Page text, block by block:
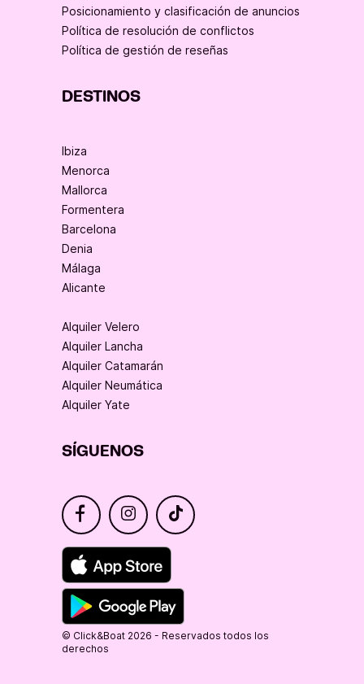
Posicionamiento y clasificación de anuncios
Política de resolución de conflictos
Política de gestión de reseñas
DESTINOS
Ibiza
Menorca
Mallorca
Formentera
Barcelona
Denia
Málaga
Alicante
Alquiler Velero
Alquiler Lancha
Alquiler Catamarán
Alquiler Neumática
Alquiler Yate
SÍGUENOS
© Click&Boat 2026 - Reservados todos los
derechos